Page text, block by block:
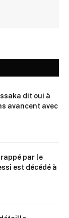
dit oui à
avancent avec
par le
est décédé à